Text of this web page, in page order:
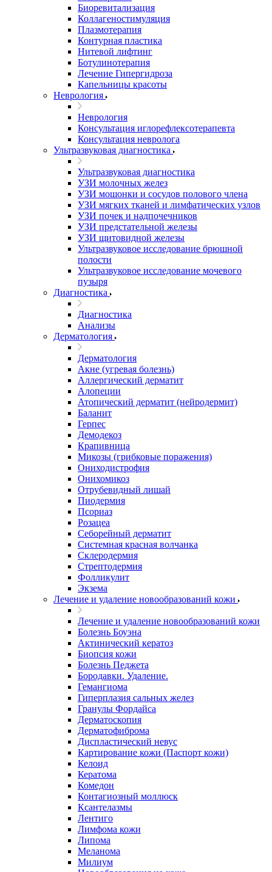
Биоревитализация
Коллагеностимуляция
Плазмотерапия
Контурная пластика
Нитевой лифтинг
Ботулинотерапия
Лечение Гипергидроза
Капельницы красоты
Неврология
Неврология
Консультация иглорефлексотерапевта
Консультация невролога
Ультразвуковая диагностика
Ультразвуковая диагностика
УЗИ молочных желез
УЗИ мошонки и сосудов полового члена
УЗИ мягких тканей и лимфатических узлов
УЗИ почек и надпочечников
УЗИ предстательной железы
УЗИ щитовидной железы
Ультразвуковое исследование брюшной
полости
Ультразвуковое исследование мочевого
пузыря
Диагностика
Диагностика
Анализы
Дерматология
Дерматология
Акне (угревая болезнь)
Аллергический дерматит
Алопеции
Атопический дерматит (нейродермит)
Баланит
Герпес
Демодекоз
Крапивница
Микозы (грибковые поражения)
Ониходистрофия
Онихомикоз
Отрубевидный лишай
Пиодермия
Псориаз
Розацеа
Себорейный дерматит
Системная красная волчанка
Склеродермия
Стрептодермия
Фолликулит
Экзема
Лечение и удаление новообразований кожи
Лечение и удаление новообразований кожи
Болезнь Боуэна
Актинический кератоз
Биопсия кожи
Болезнь Педжета
Бородавки. Удаление.
Гемангиома
Гиперплазия сальных желез
Гранулы Фордайса
Дерматоскопия
Дерматофиброма
Диспластический невус
Картирование кожи (Паспорт кожи)
Келоид
Кератома
Комедон
Контагиозный моллюск
Ксантелазмы
Лентиго
Лимфома кожи
Липома
Меланома
Милиум